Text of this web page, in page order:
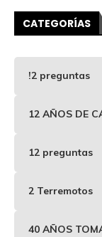
CATEGORÍAS
!2 preguntas
12 AÑOS DE
12 preguntas
2 Terremotos
40 AÑOS